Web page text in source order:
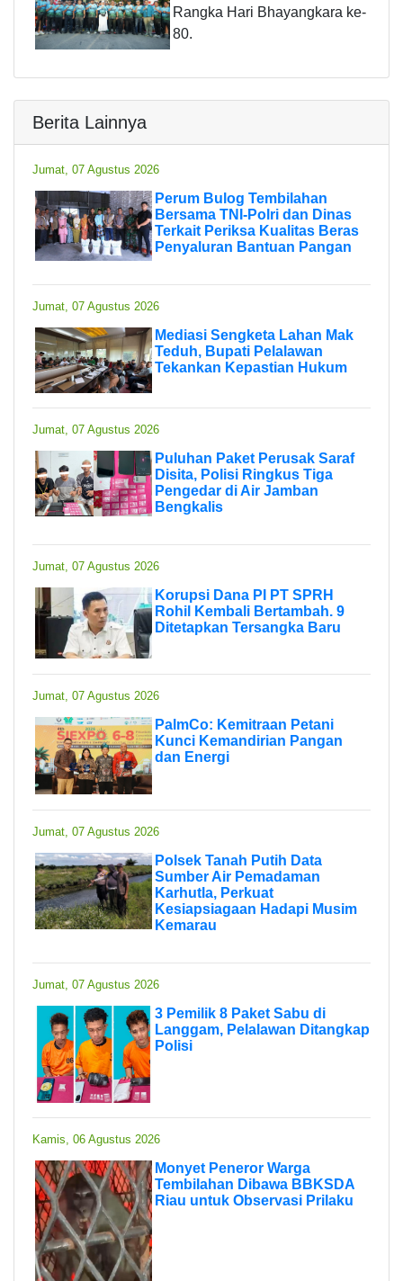
Rangka Hari Bhayangkara ke-
80.
Berita Lainnya
Jumat, 07 Agustus 2026
Perum Bulog Tembilahan
Bersama TNI-Polri dan Dinas
Terkait Periksa Kualitas Beras
Penyaluran Bantuan Pangan
Jumat, 07 Agustus 2026
Mediasi Sengketa Lahan Mak
Teduh, Bupati Pelalawan
Tekankan Kepastian Hukum
Jumat, 07 Agustus 2026
Puluhan Paket Perusak Saraf
Disita, Polisi Ringkus Tiga
Pengedar di Air Jamban
Bengkalis
Jumat, 07 Agustus 2026
Korupsi Dana PI PT SPRH
Rohil Kembali Bertambah. 9
Ditetapkan Tersangka Baru
Jumat, 07 Agustus 2026
PalmCo: Kemitraan Petani
Kunci Kemandirian Pangan
dan Energi
Jumat, 07 Agustus 2026
Polsek Tanah Putih Data
Sumber Air Pemadaman
Karhutla, Perkuat
Kesiapsiagaan Hadapi Musim
Kemarau
Jumat, 07 Agustus 2026
3 Pemilik 8 Paket Sabu di
Langgam, Pelalawan Ditangkap
Polisi
Kamis, 06 Agustus 2026
Monyet Peneror Warga
Tembilahan Dibawa BBKSDA
Riau untuk Observasi Prilaku